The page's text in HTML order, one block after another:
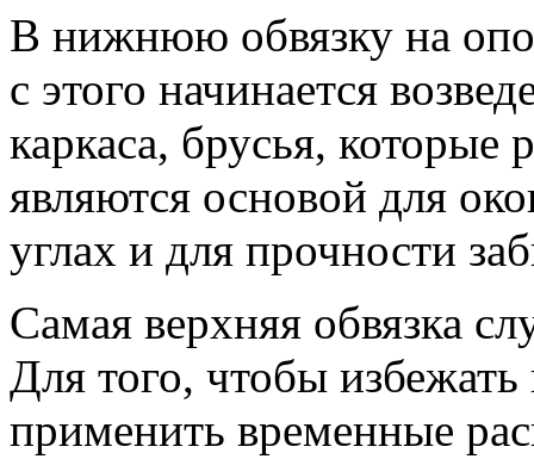
В нижнюю обвязку на
с этого начинается
каркаса, брусья, которые
являются основой для
углах и для прочности
Самая верхняя обвязка
Для того, чтобы
применить временные